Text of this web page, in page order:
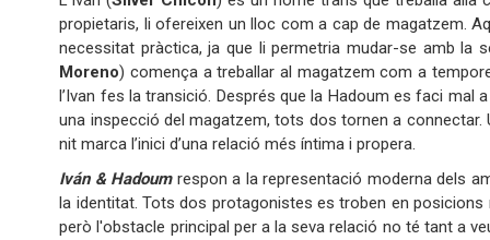
propietaris, li ofereixen un lloc com a cap de magatzem.
necessitat pràctica, ja que li permetria mudar-se amb la
Moreno) comença a treballar al magatzem com a
l’Ivan fes la transició. Després que la Hadoum es faci
una inspecció del magatzem, tots dos tornen a connectar.
nit marca l’inici d’una relació més íntima i propera.
Iván & Hadoumrespon a la representació moderna dels
la identitat. Tots dos protagonistes es troben en
però l'obstacle principal per a la seva relació no té tant a